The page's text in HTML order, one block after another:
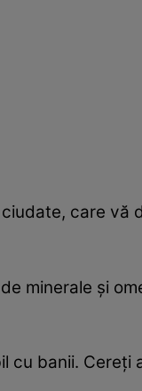
care vă
minerale și
cu banii.